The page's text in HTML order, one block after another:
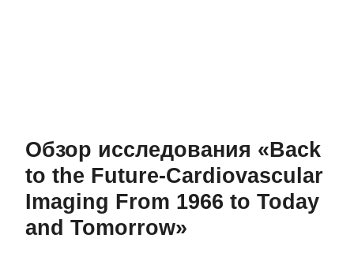
Обзор исследования «Back
to the Future-Cardiovascular
Imaging From 1966 to Today
and Tomorrow»